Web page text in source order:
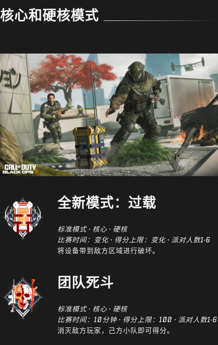
核心和硬核模式
全新模式：过载
标准模式 · 核心 · 硬核
比赛时间：变化 · 得分上限：变化 · 派对人数1-6
将设备带到敌方区域进行破坏。
团队死斗
标准模式 · 核心 · 硬核
比赛时间：10分钟 · 得分上限：100 · 派对人数1-6
消灭敌方玩家，己方小队即可得分。